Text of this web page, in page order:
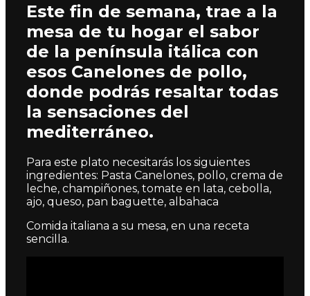
Este fin de semana, trae a la
mesa de tu hogar el sabor
de la península itálica con
esos Canelones de pollo,
donde podrás resaltar todas
la sensaciones del
mediterráneo.
Para este plato necesitarás los siguientes
ingredientes: Pasta Canelones, pollo, crema de
leche, champiñones, tomate en lata, cebolla,
ajo, queso, pan baguette, albahaca
Comida italiana a su mesa, en una receta
sencilla.